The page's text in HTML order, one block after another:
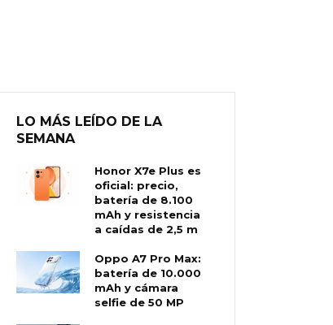
LO MÁS LEÍDO DE LA
SEMANA
Honor X7e Plus es
oficial: precio,
batería de 8.100
mAh y resistencia
a caídas de 2,5 m
Oppo A7 Pro Max:
batería de 10.000
mAh y cámara
selfie de 50 MP